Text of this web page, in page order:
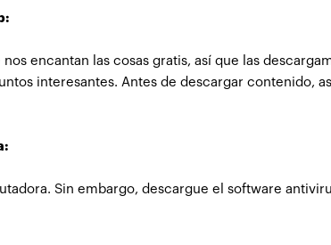
encantan las cosas gratis, así que las
interesantes. Antes de descargar contenido,
Sin embargo, descargue el software